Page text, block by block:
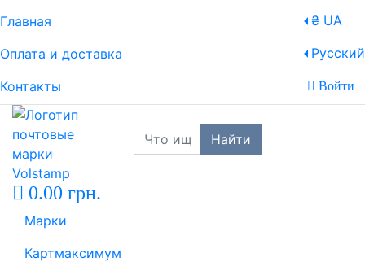
Главная
Оплата и доставка
Контакты
₴ UA
Русский
Войти
Найти
0.00 грн.
Марки
Картмаксимум